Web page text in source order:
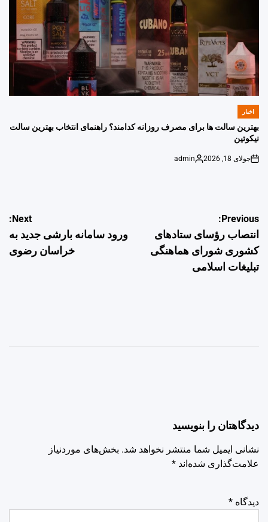
POSTED
اخبار
بهترین سالت ها برای مصرف روزانه کدامند؟ راهنمای انتخاب بهترین سالت
نیکوتین
on
جولای 18, 2026
Posted
admin
راهبری
نوشته
Previous:
انتصاب رؤسای ستادهای
کشوری شورای هماهنگی
تبلیغات اسلامی
Next:
ورود سامانه بارشی جدید به
خراسان رضوی
دیدگاهتان را بنویسید
نشانی ایمیل شما منتشر نخواهد شد. بخش‌های موردنیاز
علامت‌گذاری شده‌اند *
دیدگاه *